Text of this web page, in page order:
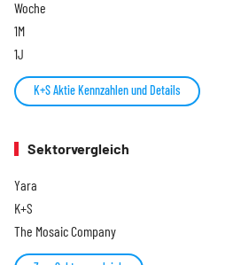
Woche
1M
1J
K+S Aktie Kennzahlen und Details
Sektorvergleich
Yara
K+S
The Mosaic Company